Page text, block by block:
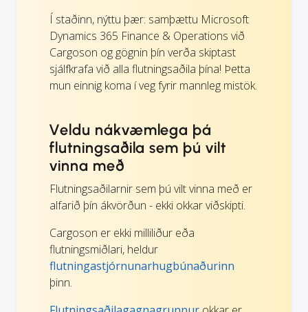
Í staðinn, nýttu þær: samþættu Microsoft
Dynamics 365 Finance & Operations við
Cargoson og gögnin þín verða skiptast
sjálfkrafa við alla flutningsaðila þína! Þetta
mun einnig koma í veg fyrir mannleg mistök.
Veldu nákvæmlega þá
flutningsaðila sem þú vilt
vinna með
Flutningsaðilarnir sem þú vilt vinna með er
alfarið þín ákvörðun - ekki okkar viðskipti.
Cargoson er ekki milliliður eða
flutningsmiðlari, heldur
flutningastjórnunarhugbúnaðurinn
þinn.